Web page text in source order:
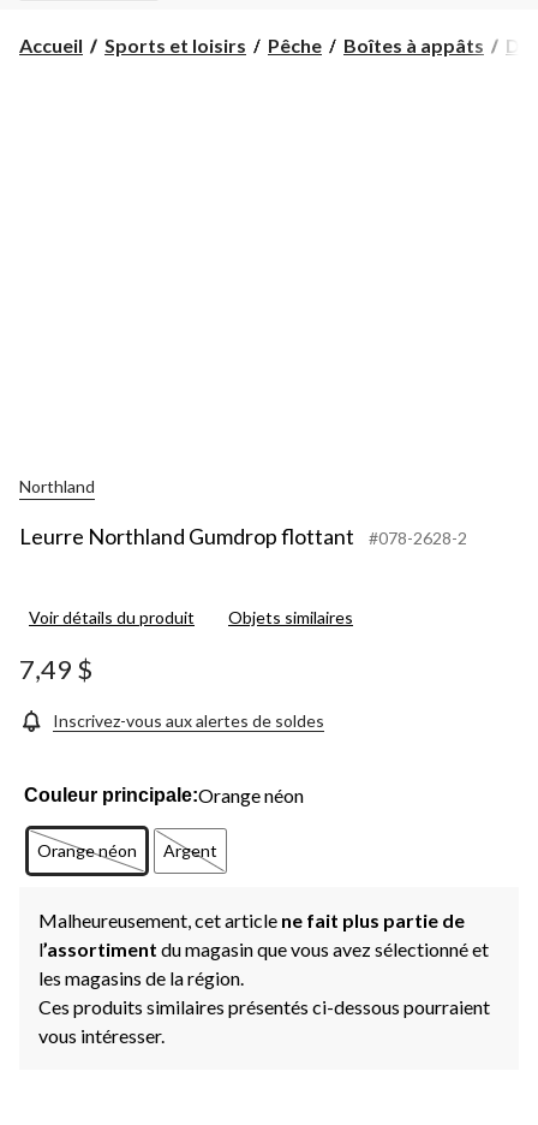
Accueil Sports et loisirs Pêche Boîtes à appâts
Northland
Leurre Northland Gumdrop flottant #078-2628-2
Voir détails du produit Objets similaires
7,49 $
Inscrivez-vous aux alertes de soldes
Couleur principale:Orange néon
Orange néon Argent
Malheureusement, cet article ne fait plus partie de
l’assortiment du magasin que vous avez sélectionné et
les magasins de la région.
Ces produits similaires présentés ci-dessous pourraient
vous intéresser.